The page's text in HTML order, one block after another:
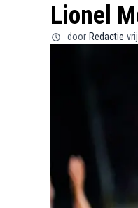
Lionel
door Redactie